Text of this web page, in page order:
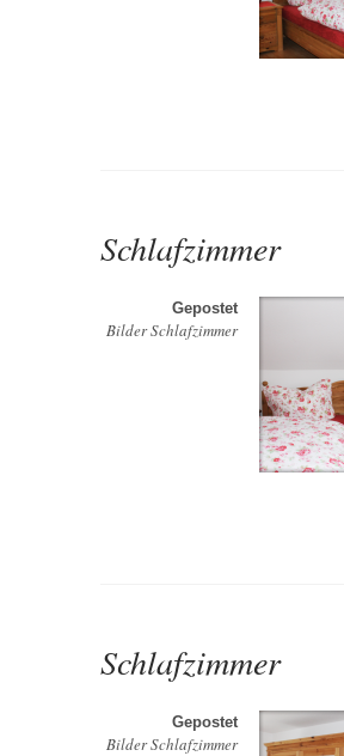
Schlafzimmer
Gepostet
Bilder Schlafzimmer
Schlafzimmer
Gepostet
Bilder Schlafzimmer